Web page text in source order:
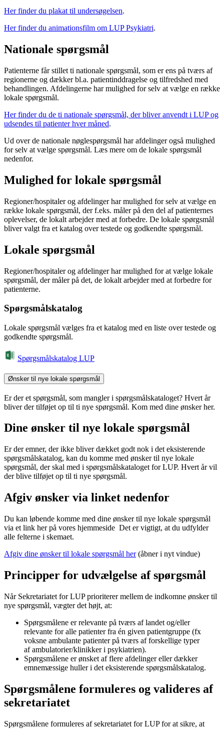
Her finder du plakat til undersøgelsen.
Her finder du animationsfilm om LUP Psykiatri.
Nationale spørgsmål
Patienterne får stillet ti nationale spørgsmål, som er ens på tværs af
regionerne og dækker bl.a. patientinddragelse og tilfredshed med
behandlingen. Afdelingerne har mulighed for selv at vælge en række
lokale spørgsmål.
Her finder du de ti nationale spørgsmål, der bliver anvendt i LUP og
udsendes til patienter hver måned.
Ud over de nationale nøglespørgsmål har afdelinger også mulighed
for selv at vælge spørgsmål. Læs mere om de lokale spørgsmål
nedenfor.
Mulighed for lokale spørgsmål
Regioner/hospitaler og afdelinger har mulighed for selv at vælge en
række lokale spørgsmål, der f.eks. måler på den del af patienternes
oplevelser, de lokalt arbejder med at forbedre. De lokale spørgsmål
bliver valgt fra et katalog over testede og godkendte spørgsmål.
Lokale spørgsmål
Regioner/hospitaler og afdelinger har mulighed for at vælge lokale
spørgsmål, der måler på det, de lokalt arbejder med at forbedre for
patienterne.
Spørgsmålskatalog
Lokale spørgsmål vælges fra et katalog med en liste over testede og
godkendte spørgsmål.
Spørgsmålskatalog LUP
Ønsker til nye lokale spørgsmål
Er der et spørgsmål, som mangler i spørgsmålskataloget? Hvert år
bliver der tilføjet op til ti nye spørgsmål. Kom med dine ønsker her.
​Dine ønsker til nye lokale spørgsmål
Er der emner, der ikke bliver dækket godt nok i det eksisterende
spørgsmålskatalog, kan du komme med ønsker til nye lokale
spørgsmål, der skal med i spørgsmålskataloget for LUP. Hvert år vil
der blive tilføjet op til ti nye spørgsmål.
Afgiv ønsker via linket nedenfor
Du kan løbende komme med dine ønsker til nye lokale spørgsmål
via et link her på vores hjemmeside Det er vigtigt, at du udfylder
alle felterne i skemaet.
Afgiv dine ønsker til lokale spørgsmål her(åbner i nyt vindue)
Principper for udvælgelse af spørgsmål
Når Sekretariatet for LUP prioriterer mellem de indkomne ønsker til
nye spørgsmål, vægter det højt, at:
Spørgsmålene er relevante på tværs af landet og/eller
relevante for alle patienter fra én given patientgruppe (fx
voksne ambulante patienter på tværs af forskellige typer
af ambulatorier/klinikker i psykiatrien).
Spørgsmålene er ønsket af flere afdelinger eller dækker
emnemæssige huller i det eksisterende spørgsmålskatalog.
​​​Spørgsmålene formuleres og valideres af
sekretariatet
Spørgsmålene formuleres af sekretariatet for LUP for at sikre, at